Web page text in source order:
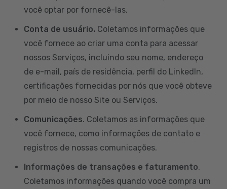
você optar por fornecê-las.
Conta de usuário. Coletamos informações que
você fornece ao criar uma conta para acessar
nossos Serviços, incluindo seu nome, endereço
de e-mail, país de residência, perfil do LinkedIn,
certificações fornecidas por nós que você obteve
por meio de nosso Site ou Serviços.
Comunicações. Coletamos as informações que
você fornece, como informações de contato e
registros de nossas comunicações.
Informações de transações e faturamento.
Coletamos informações quando você compra um